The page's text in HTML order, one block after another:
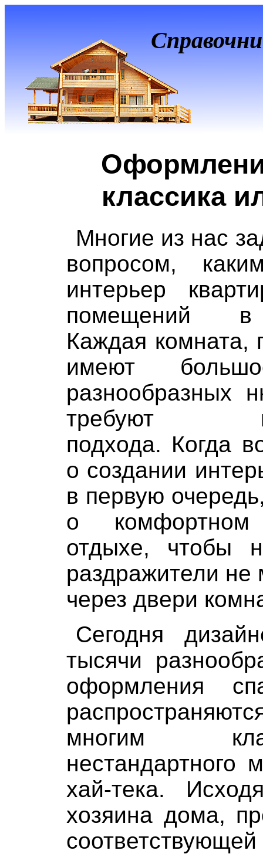
классика
Многие из нас
вопросом,
интерьер
помещений в
Каждая комната,
имеют
разнообразных
требуют
подхода. Когда
о создании
в первую
о
отдыхе, чтобы
раздражители не
через двери
Сегодня
тысячи
оформления
многим
нестандартного
хай-тека.
хозяина дома,